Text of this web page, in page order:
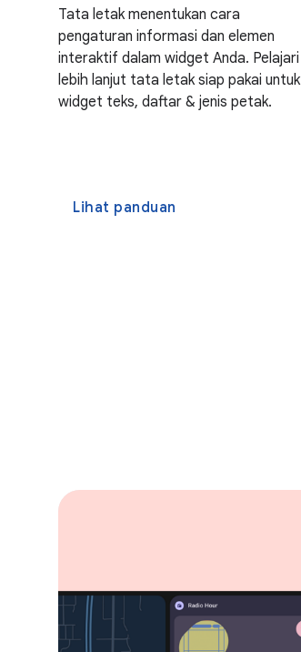
Tata letak menentukan cara
pengaturan informasi dan elemen
interaktif dalam widget Anda. Pelajari
lebih lanjut tata letak siap pakai untuk
widget teks, daftar & jenis petak.
Lihat panduan